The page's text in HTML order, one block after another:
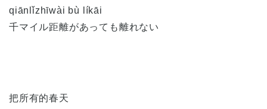
qiānlǐzhīwài bù líkāi
千マイル距離があっても離れない
把所有的春天